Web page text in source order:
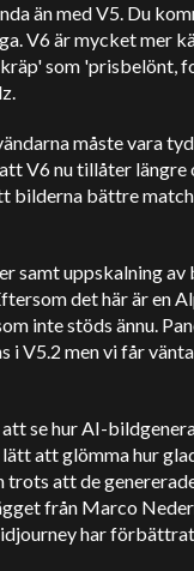
än med V5. Du
V6 är mycket mer
som 'prisbelönt,
måste vara
V6 nu tillåter längre
bilderna bättre
samt uppskalning av
det här är en
inte stöds ännu.
i V5.2 men vi får
se hur AI-
att glömma hur
trots att de
från Marco
har